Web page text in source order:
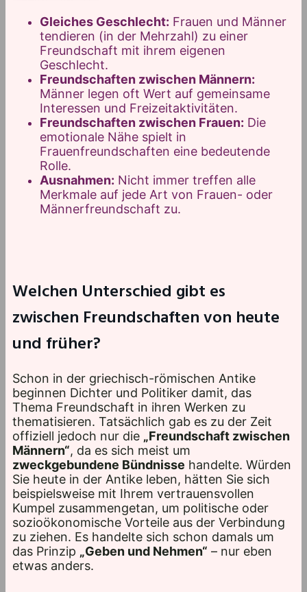
Gleiches Geschlecht: Frauen und Männer
tendieren (in der Mehrzahl) zu einer
Freundschaft mit ihrem eigenen
Geschlecht.
Freundschaften zwischen Männern:
Männer legen oft Wert auf gemeinsame
Interessen und Freizeitaktivitäten.
Freundschaften zwischen Frauen: Die
emotionale Nähe spielt in
Frauenfreundschaften eine bedeutende
Rolle.
Ausnahmen: Nicht immer treffen alle
Merkmale auf jede Art von Frauen- oder
Männerfreundschaft zu.
Welchen Unterschied gibt es
zwischen Freundschaften von heute
und früher?
Schon in der griechisch-römischen Antike
beginnen Dichter und Politiker damit, das
Thema Freundschaft in ihren Werken zu
thematisieren. Tatsächlich gab es zu der Zeit
offiziell jedoch nur die „Freundschaft zwischen
Männern“, da es sich meist um
zweckgebundene Bündnisse handelte. Würden
Sie heute in der Antike leben, hätten Sie sich
beispielsweise mit Ihrem vertrauensvollen
Kumpel zusammengetan, um politische oder
sozioökonomische Vorteile aus der Verbindung
zu ziehen. Es handelte sich schon damals um
das Prinzip „Geben und Nehmen“ – nur eben
etwas anders.